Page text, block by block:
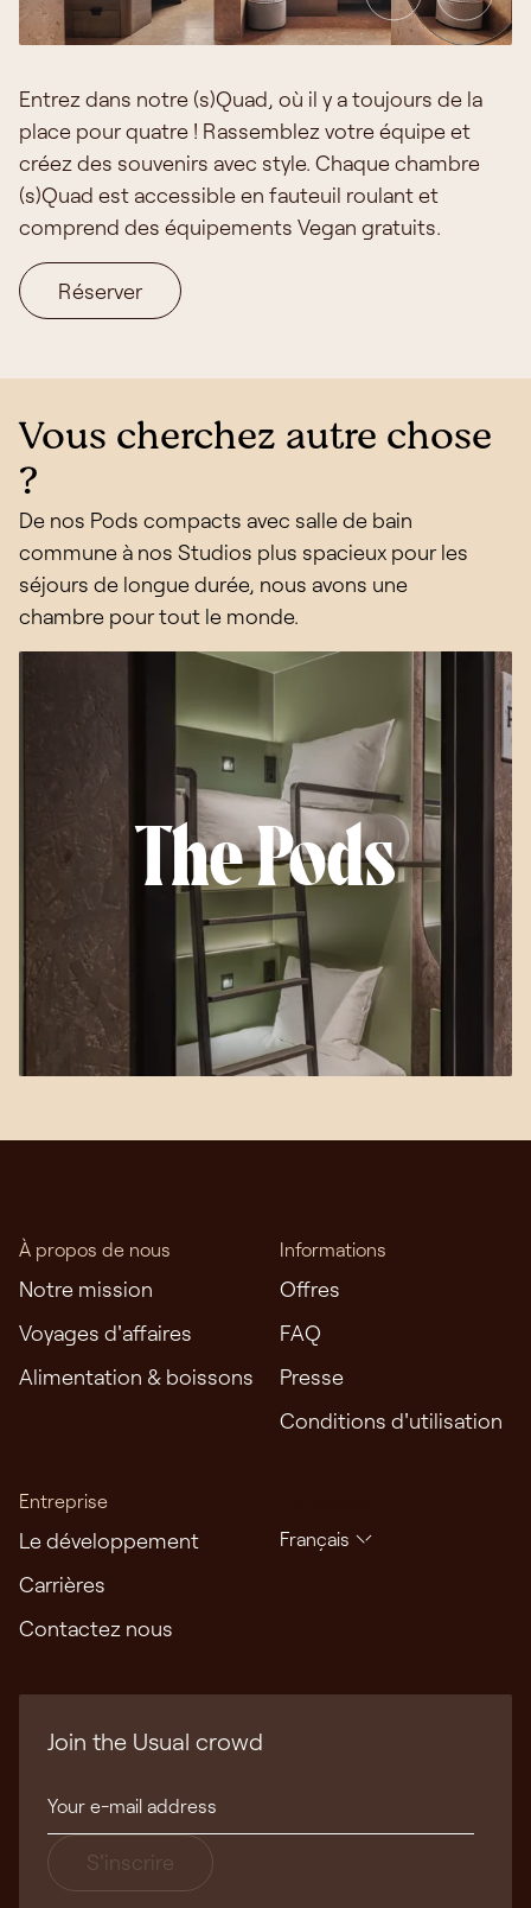
Entrez dans notre (s)Quad, où il y a toujours de la
place pour quatre ! Rassemblez votre équipe et
créez des souvenirs avec style. Chaque chambre
(s)Quad est accessible en fauteuil roulant et
comprend des équipements Vegan gratuits.
Réserver
Vous cherchez autre chose
?
De nos Pods compacts avec salle de bain
commune à nos Studios plus spacieux pour les
séjours de longue durée, nous avons une
chambre pour tout le monde.
The Pods
Join the Usual crowd
S'inscrire
À propos de nous
Notre mission
Voyages d'affaires
Alimentation & boissons
Informations
Offres
FAQ
Presse
Conditions d'utilisation
Entreprise
Le développement
Carrières
Contactez nous
Français